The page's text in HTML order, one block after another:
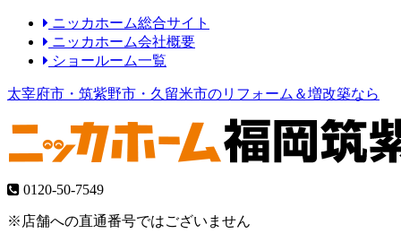
ニッカホーム総合サイト
ニッカホーム会社概要
ショールーム一覧
太宰府市・筑紫野市・久留米市のリフォーム＆増改築なら
0120-50-7549
※店舗への直通番号ではございません